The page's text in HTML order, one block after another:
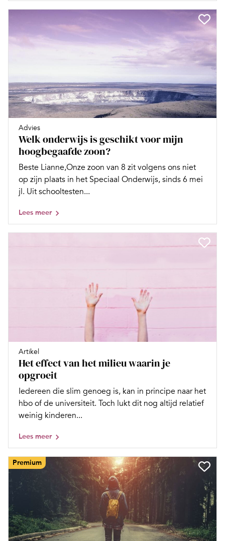
Advies
Welk onderwijs is geschikt voor mijn
hoogbegaafde zoon?
Beste Lianne,Onze zoon van 8 zit volgens ons niet
op zijn plaats in het Speciaal Onderwijs, sinds 6 mei
jl. Uit schooltesten...
Lees meer
Artikel
Het effect van het milieu waarin je
opgroeit
Iedereen die slim genoeg is, kan in principe naar het
hbo of de universiteit. Toch lukt dit nog altijd relatief
weinig kinderen...
Lees meer
Premium